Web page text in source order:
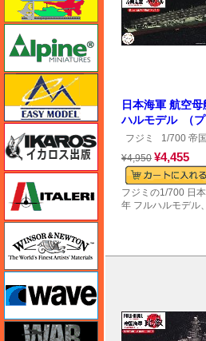
日本海軍 航空
ハルモデル （プ
フジミ 1/700 帝
¥4,950 ¥4,455
フジミの1/700 日
年 フルハルモデル
アルパイン
イタレリ
ウォーマスターズ